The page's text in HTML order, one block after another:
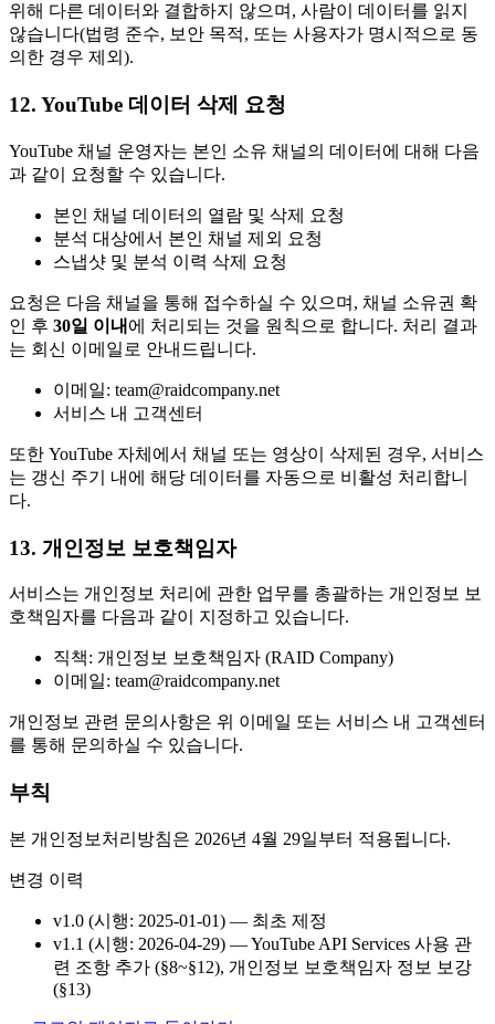
위해 다른 데이터와 결합하지 않으며, 사람이 데이터를 읽지
않습니다(법령 준수, 보안 목적, 또는 사용자가 명시적으로 동
의한 경우 제외).
12. YouTube 데이터 삭제 요청
YouTube 채널 운영자는 본인 소유 채널의 데이터에 대해 다음
과 같이 요청할 수 있습니다.
본인 채널 데이터의 열람 및 삭제 요청
분석 대상에서 본인 채널 제외 요청
스냅샷 및 분석 이력 삭제 요청
요청은 다음 채널을 통해 접수하실 수 있으며, 채널 소유권 확
인 후 30일 이내 에 처리되는 것을 원칙으로 합니다. 처리 결과
는 회신 이메일로 안내드립니다.
이메일: team@raidcompany.net
서비스 내 고객센터
또한 YouTube 자체에서 채널 또는 영상이 삭제된 경우, 서비스
는 갱신 주기 내에 해당 데이터를 자동으로 비활성 처리합니
다.
13. 개인정보 보호책임자
서비스는 개인정보 처리에 관한 업무를 총괄하는 개인정보 보
호책임자를 다음과 같이 지정하고 있습니다.
직책: 개인정보 보호책임자 (RAID Company)
이메일: team@raidcompany.net
개인정보 관련 문의사항은 위 이메일 또는 서비스 내 고객센터
를 통해 문의하실 수 있습니다.
부칙
본 개인정보처리방침은 2026년 4월 29일부터 적용됩니다.
변경 이력
v1.0 (시행: 2025-01-01) — 최초 제정
v1.1 (시행: 2026-04-29) — YouTube API Services 사용 관
련 조항 추가 (§8~§12), 개인정보 보호책임자 정보 보강
(§13)